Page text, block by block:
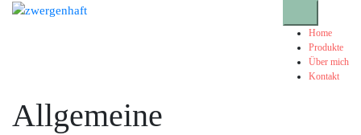
Zum
Toggle-
Home
Produkte
Über mich
Kontakt
Allgemeine